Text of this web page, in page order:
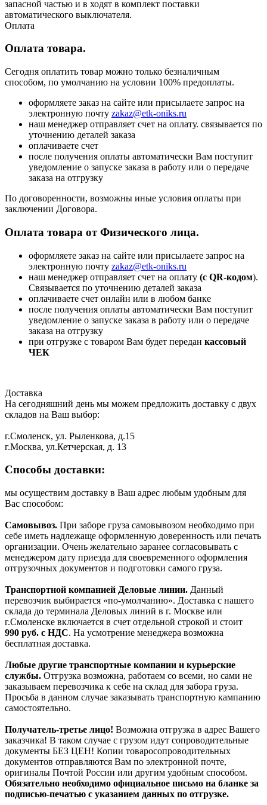
запасной частью и в ходят в комплект поставки
автоматического выключателя.
Оплата
Оплата товара.
Сегодня оплатить товар можно только безналичным
способом, по умолчанию на условии 100% предоплаты.
оформляете заказ на сайте или присылаете запрос на
электронную почту zakaz@etk-oniks.ru
наш менеджер отправляет счет на оплату. связывается по
уточнению деталей заказа
оплачиваете счет
после получения оплаты автоматически Вам поступит
уведомление о запуске заказа в работу или о передаче
заказа на отгрузку
По договоренности, возможны иные условия оплаты при
заключении Договора.
Оплата товара от Физического лица.
оформляете заказ на сайте или присылаете запрос на
электронную почту zakaz@etk-oniks.ru
наш менеджер отправляет счет на оплату (с QR-кодом).
Связывается по уточнению деталей заказа
оплачиваете счет онлайн или в любом банке
после получения оплаты автоматически Вам поступит
уведомление о запуске заказа в работу или о передаче
заказа на отгрузку
при отгрузке с товаром Вам будет передан кассовый
ЧЕК
Доставка
На сегодняшний день мы можем предложить доставку с двух
складов на Ваш выбор:
г.Смоленск, ул. Рыленкова, д.15
г.Москва, ул.Кетчерская, д. 13
Способы доставки:
мы осуществим доставку в Ваш адрес любым удобным для
Вас способом:
Самовывоз. При заборе груза самовывозом необходимо при
себе иметь надлежаще оформленную доверенность или печать
организации. Очень желательно заранее согласовывать с
менеджером дату приезда для своевременного оформления
отгрузочных документов и подготовки самого груза.
Транспортной компанией Деловые линии. Данный
перевозчик выбирается «по-умолчанию». Доставка с нашего
склада до терминала Деловых линий в г. Москве или
г.Смоленске включается в счет отдельной строкой и стоит
990 руб. с НДС. На усмотрение менеджера возможна
бесплатная доставка.
Любые другие транспортные компании и курьерские
службы. Отгрузка возможна, работаем со всеми, но сами не
заказываем перевозчика к себе на склад для забора груза.
Просьба в данном случае заказывать транспортную кампанию
самостоятельно.
Получатель-третье лицо! Возможна отгрузка в адрес Вашего
заказчика! В таком случае с грузом идут сопроводительные
документы БЕЗ ЦЕН! Копии товаросопроводительных
документов отправляются Вам по электронной почте,
оригиналы Почтой России или другим удобным способом.
Обязательно необходимо официальное письмо на бланке за
подписью-печатью с указанием данных по отгрузке.